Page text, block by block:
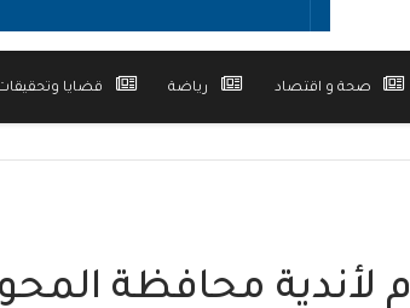
صحة و اقتصاد رياضة قضايا
لأندية محافظة